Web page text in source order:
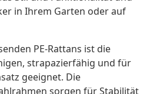
in Ihrem Garten oder auf
PE-Rattans ist die
strapazierfähig und für
geeignet. Die
sorgen für Stabilität